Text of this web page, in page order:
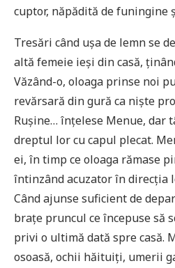
cuptor, năpădită de funingine
Tresări când ușa de lemn se
altă femeie ieși din casă,
Văzând-o, oloaga prinse noi
revărsară din gură ca niște
Rușine… înțelese Menue, dar
dreptul lor cu capul plecat.
ei, în timp ce oloaga rămase
întinzând acuzator în direcția
Când ajunse suficient de
brațe pruncul ce începuse să
privi o ultimă dată spre casă.
osoasă, ochii hăituiți, umerii